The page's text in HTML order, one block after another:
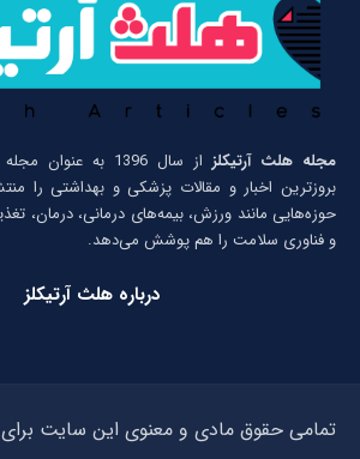
مجله هلث آرتیکلز
از سال 1396 به
بروزترین اخبار و مقالات پزشکی و بهداشتی را
حوزه‌هایی مانند ورزش، بیمه‌های درمانی، درمان،
و فناوری سلامت را هم پوشش می‌دهد.
درباره هلث آرتیکلز